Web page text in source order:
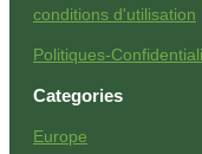
conditions d'utilisation
Politiques-
Categories
Europe